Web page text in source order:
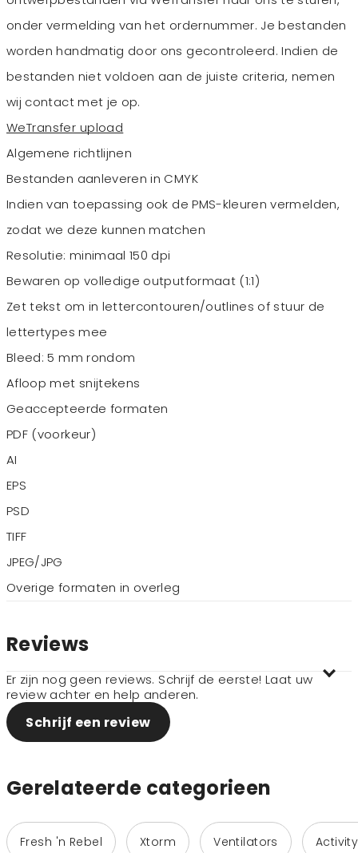
onder vermelding van het ordernummer. Je bestanden
worden handmatig door ons gecontroleerd. Indien de
bestanden niet voldoen aan de juiste criteria, nemen
wij contact met je op.
WeTransfer upload
Algemene richtlijnen
Bestanden aanleveren in CMYK
Indien van toepassing ook de PMS-kleuren vermelden,
zodat we deze kunnen matchen
Resolutie: minimaal 150 dpi
Bewaren op volledige outputformaat (1:1)
Zet tekst om in lettercontouren/outlines of stuur de
lettertypes mee
Bleed: 5 mm rondom
Afloop met snijtekens
Geaccepteerde formaten
PDF (voorkeur)
AI
EPS
PSD
TIFF
JPEG/JPG
Overige formaten in overleg
Reviews
Er zijn nog geen reviews. Schrijf de eerste! Laat uw
review achter en help anderen.
Schrijf een review
Gerelateerde categorieen
Fresh 'n Rebel Xtorm Ventilators